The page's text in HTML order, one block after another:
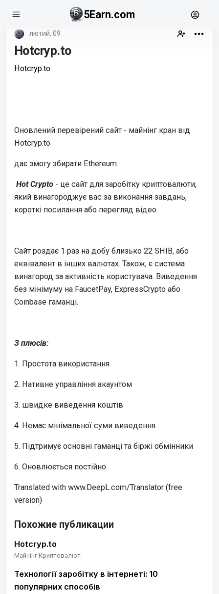
5Earn.com
лютий, 09
Hotcryp.to
Hotcryp.to
Оновлений перевірений сайт - майнінг кран від
Hotcryp.to
дає змогу збирати Ethereum.
Hot Crypto - це сайт для заробітку криптовалюти,
який винагороджує вас за виконання завдань,
короткі посилання або перегляд відео.
Сайт роздає 1 раз на добу близько 22 SHIB, або
еквівалент в інших валютах. Також, є система
винагород за активність користувача. Виведення
без мінімуму на FaucetPay, ExpressCrypto або
Coinbase гаманці.
З плюсів:
1. Простота використання
2. Нативне управління акаунтом
3. швидке виведення коштів
4. Немає мінімальної суми виведення
5. Підтримує основні гаманці та біржі обмінники
6. Оновлюється постійно.
Translated with www.DeepL.com/Translator (free
version)
Похожие публикации
Майнінг Криптовалют
Технології заробітку в інтернеті: 10
популярних способів